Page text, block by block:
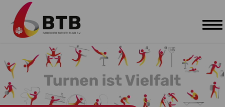
Zum Hauptinhalt springen